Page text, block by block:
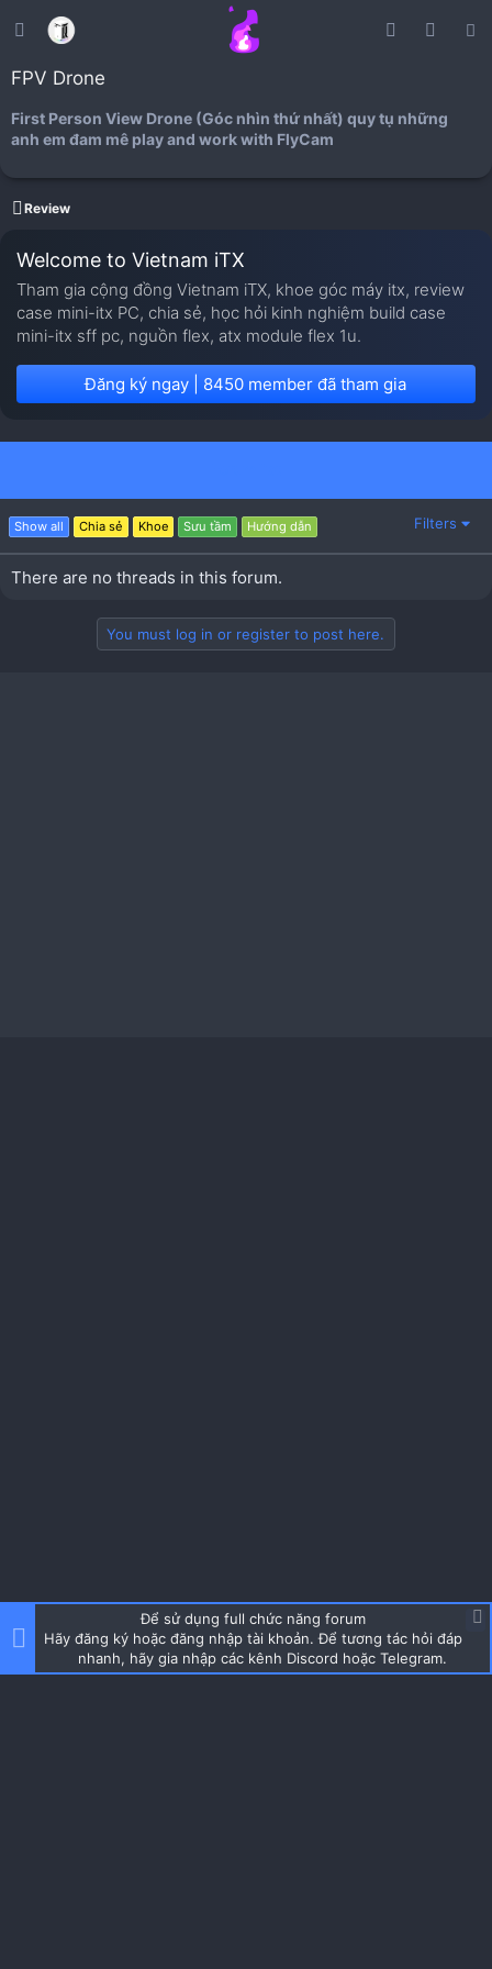
FPV Drone
First Person View Drone (Góc nhìn thứ nhất) quy tụ những
anh em đam mê play and work with FlyCam
Review
Welcome to Vietnam iTX
Tham gia cộng đồng Vietnam iTX, khoe góc máy itx, review
case mini-itx PC, chia sẻ, học hỏi kinh nghiệm build case
mini-itx sff pc, nguồn flex, atx module flex 1u.
Đăng ký ngay | 8450 member đã tham gia
Show all Chia sẻ Khoe Sưu tầm Hướng dẫn Filters
There are no threads in this forum.
You must log in or register to post here.
Để sử dụng full chức năng forum
Hãy đăng ký hoặc đăng nhập tài khoản. Để tương tác hỏi đáp
nhanh, hãy gia nhập các kênh Discord hoặc Telegram.